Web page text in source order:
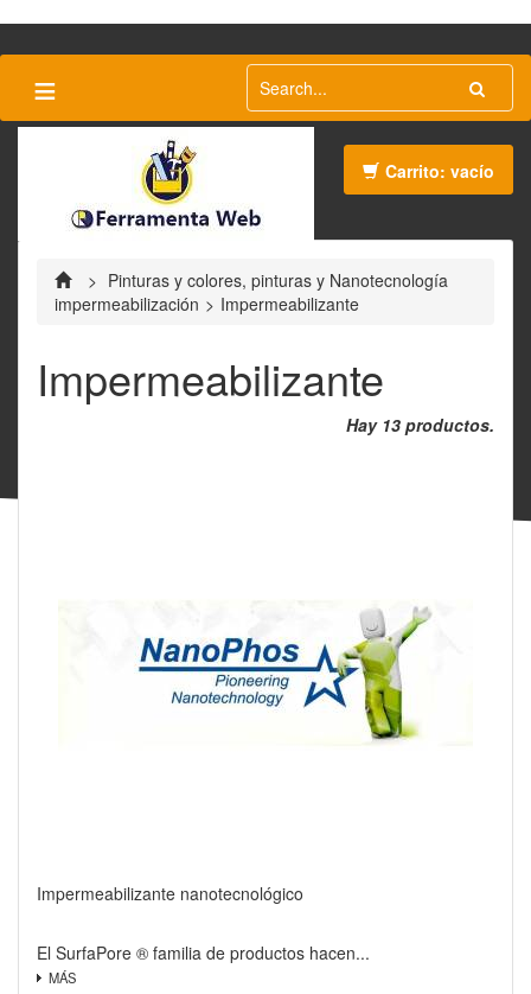
≡
Carrito: vacío
> Pinturas y colores, pinturas y Nanotecnología
impermeabilización > Impermeabilizante
Impermeabilizante
Hay 13 productos.
Impermeabilizante nanotecnológico
El SurfaPore ® familia de productos hacen...
MÁS